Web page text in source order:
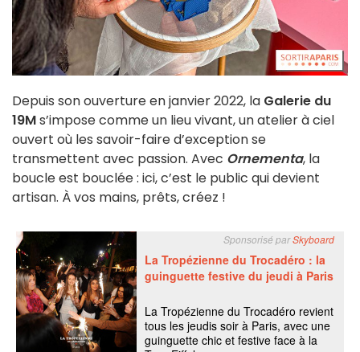
Depuis son ouverture en janvier 2022, la Galerie du
19Ms’impose comme un lieu vivant, un atelier à ciel
ouvert où les savoir-faire d’exception se
transmettent avec passion. Avec Ornementa, la
boucle est bouclée : ici, c’est le public qui devient
artisan. À vos mains, prêts, créez !